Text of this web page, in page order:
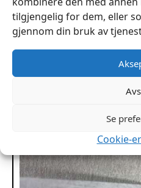
tilgjengelig for dem, eller
gjennom din bruk av
Se
Cookie-
kr765
Dette
produktet
flere
produktsiden